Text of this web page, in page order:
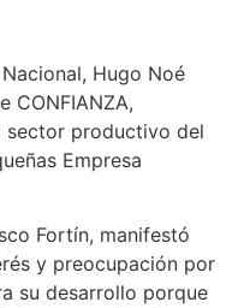
Hugo Noé
CONFIANZA,
sector productivo del
Empresa
Fortín, manifestó
y preocupación por
su desarrollo porque